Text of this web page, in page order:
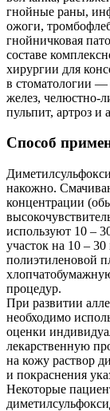
гнойные раны,
ожоги,
гнойничковая
составе
хирургии для
в стоматологии —
желез, челюстно-
пульпит, артроз и
Способ
накожно.
концентрации
используют 10 –
участок на 10 –
полиэтиленовой
процедур.
При развитии
необходимо
оценки
лекарственную
на кожу раствор
и покраснения
Некоторые